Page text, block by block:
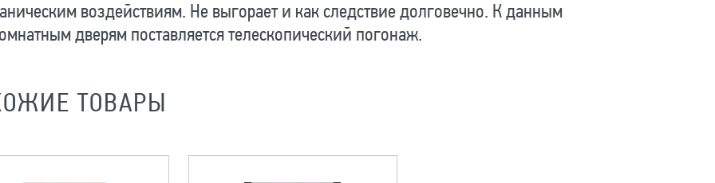
воздействиям. Не выгорает и как следствие долговечно. К данным
дверям поставляется телескопический погонаж.
ТОВАРЫ